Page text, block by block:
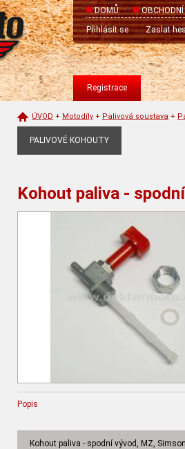
DOMŮ
Přihlásit se
Zaslat
Registrace
ÚVOD + Motodíly + Palivová soustava +
PALIVOVÉ KOHOUTY
Kohout paliva -
Popis
Kohout paliva - spodní vývod, MZ,